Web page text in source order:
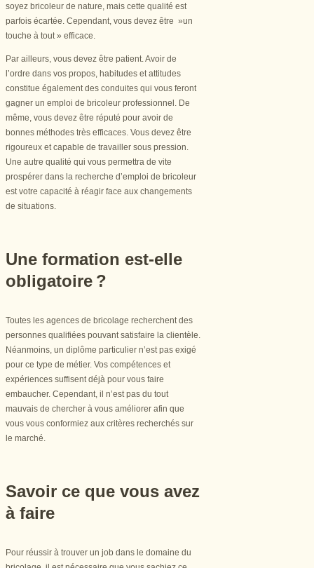
soyez bricoleur de nature, mais cette qualité est
parfois écartée. Cependant, vous devez être »un
touche à tout » efficace.
Par ailleurs, vous devez être patient. Avoir de
l’ordre dans vos propos, habitudes et attitudes
constitue également des conduites qui vous feront
gagner un emploi de bricoleur professionnel. De
même, vous devez être réputé pour avoir de
bonnes méthodes très efficaces. Vous devez être
rigoureux et capable de travailler sous pression.
Une autre qualité qui vous permettra de vite
prospérer dans la recherche d’emploi de bricoleur
est votre capacité à réagir face aux changements
de situations.
Une formation est-elle
obligatoire ?
Toutes les agences de bricolage recherchent des
personnes qualifiées pouvant satisfaire la clientèle.
Néanmoins, un diplôme particulier n’est pas exigé
pour ce type de métier. Vos compétences et
expériences suffisent déjà pour vous faire
embaucher. Cependant, il n’est pas du tout
mauvais de chercher à vous améliorer afin que
vous vous conformiez aux critères recherchés sur
le marché.
Savoir ce que vous avez
à faire
Pour réussir à trouver un job dans le domaine du